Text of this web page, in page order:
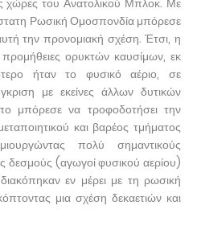
χώρες του Ανατολικού Μπλοκ. Με
Ρωσική Ομοσπονδία μπόρεσε
την προνομιακή σχέση. Έτσι, η
ορυκτών καυσίμων, εκ
ήταν το φυσικό αέριο, σε
με εκείνες άλλων δυτικών
μπόρεσε να τροφοδοτήσει την
και βαρέος τμήματος
πολύ σημαντικούς
δεσμούς (αγωγοί φυσικού αερίου)
εν μέρει με τη ρωσική
μια σχέση δεκαετιών και